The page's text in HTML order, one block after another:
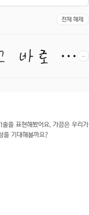
전체 해제
당신이 찾던 그 폰트, 헤매지 말고 바로 폰코! −
을 표현해봤어요. 가끔은 우리가
을 기대해볼까요?